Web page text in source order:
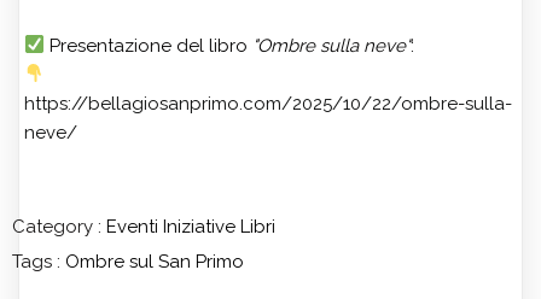
Presentazione del libro "Ombre sulla neve":
https://bellagiosanprimo.com/2025/10/22/ombre-sulla-
neve/
Category : Eventi Iniziative Libri
Tags : Ombre sul San Primo